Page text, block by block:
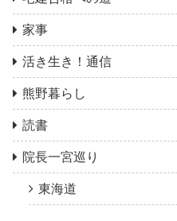
家事
活き生き！通信
熊野暮らし
読書
院長一宮巡り
東海道